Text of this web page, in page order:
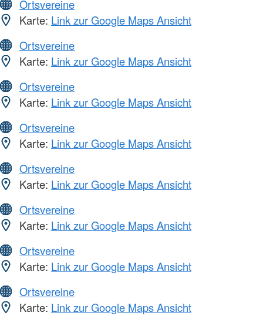
Ortsvereine
Karte: Link zur Google Maps Ansicht
Ortsvereine
Karte: Link zur Google Maps Ansicht
Ortsvereine
Karte: Link zur Google Maps Ansicht
Ortsvereine
Karte: Link zur Google Maps Ansicht
Ortsvereine
Karte: Link zur Google Maps Ansicht
Ortsvereine
Karte: Link zur Google Maps Ansicht
Ortsvereine
Karte: Link zur Google Maps Ansicht
Ortsvereine
Karte: Link zur Google Maps Ansicht